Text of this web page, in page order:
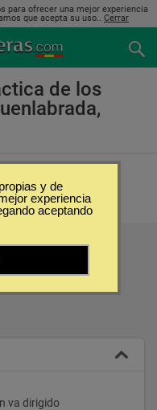
para ofrecer una mejor experiencia
que acepta su uso.. Cerrar
de los
Carlos
va dirigido
y de
experiencia
aceptando